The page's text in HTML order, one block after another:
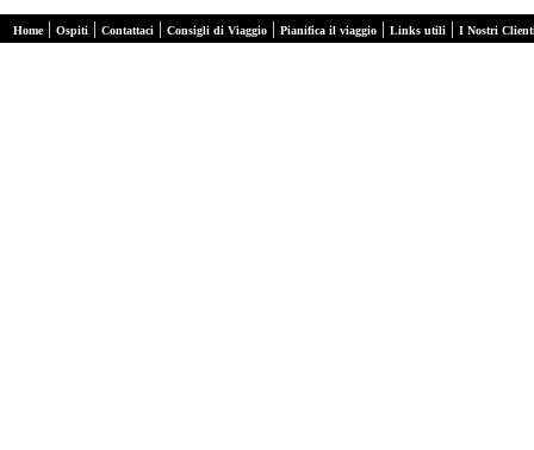
Home| Ospiti | Contattaci | Consigli di Viaggio | Pianifica il viaggio | Links utili | I Nostri